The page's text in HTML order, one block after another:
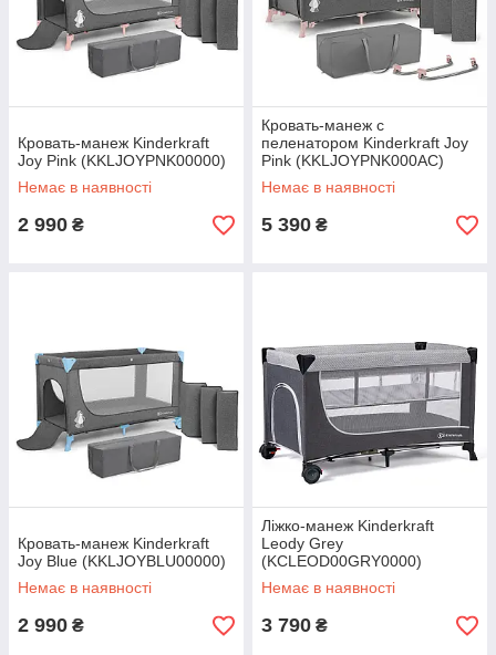
Кровать-манеж Kinderkraft
Joy Pink (KKLJOYPNK00000)
Немає в наявності
2 990 ₴
Кровать-манеж с
пеленатором Kinderkraft Joy
Pink (KKLJOYPNK000AC)
Немає в наявності
5 390 ₴
Кровать-манеж Kinderkraft
Joy Blue (KKLJOYBLU00000)
Немає в наявності
2 990 ₴
Ліжко-манеж Kinderkraft
Leody Grey
(KCLEOD00GRY0000)
Немає в наявності
3 790 ₴